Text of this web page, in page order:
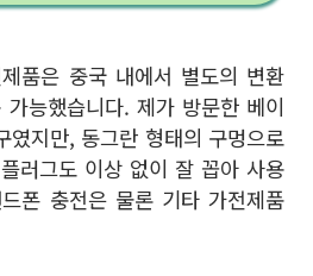
품은 중국 내에서 별도의 변환
능했습니다. 제가 방문한 베이
였지만, 동그란 형태의 구멍으로
러그도 이상 없이 잘 꼽아 사용
폰 충전은 물론 기타 가전제품